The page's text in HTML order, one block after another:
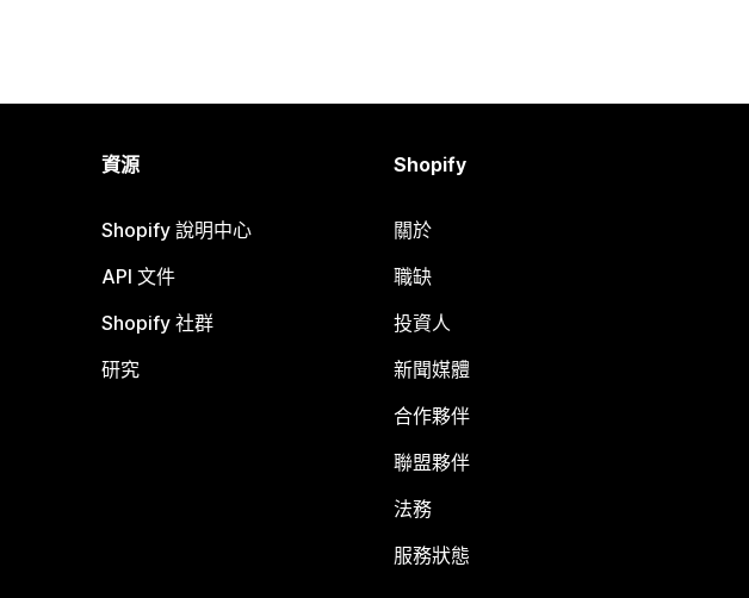
資源
Shopify 說明中心
API 文件
Shopify 社群
研究
Shopify
關於
職缺
投資人
新聞媒體
合作夥伴
聯盟夥伴
法務
服務狀態